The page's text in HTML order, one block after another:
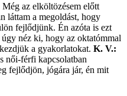
Még az elköltözésem előtt
láttam a megoldást, hogy
fejlődjünk. Én azóta is ezt
néz ki, hogy az oktatómmal
a gyakorlatokat. K. V.:
női-férfi kapcsolatban
fejlődjön, jógára jár, én mit